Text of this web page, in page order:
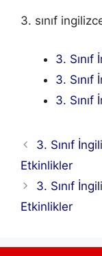
3. sınıf
3.
3.
3. Sınıf
3. Sınıf
Etkinlikler
3. Sınıf
Etkinlikler